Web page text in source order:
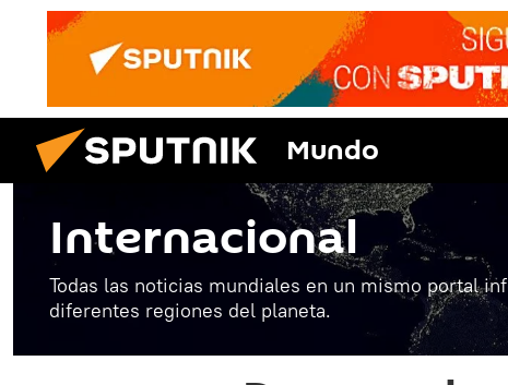
Mundo
Internacional
Todas las noticias mundiales en un mismo portal
diferentes regiones del planeta.